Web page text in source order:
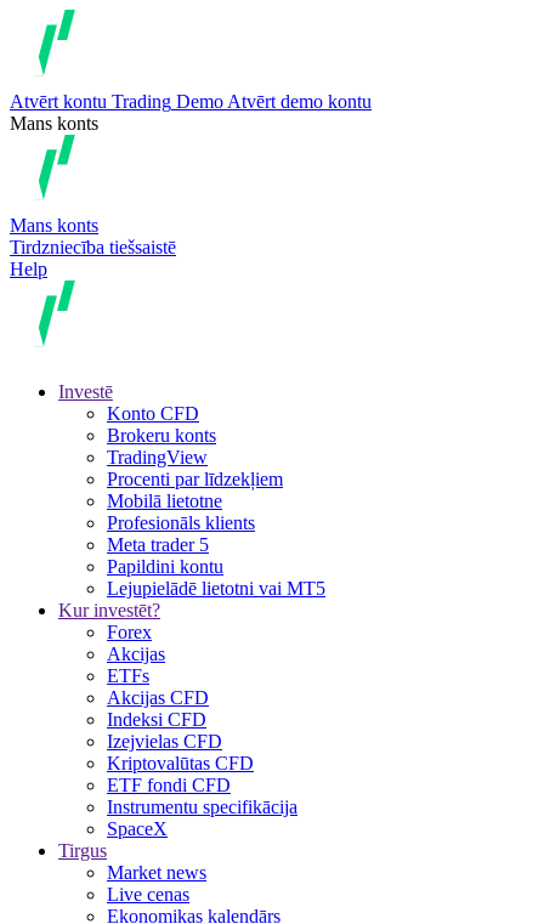
Atvērt kontu Trading Demo Atvērt demo kontu
Mans konts
Mans konts
Tirdzniecība tiešsaistē
Help
Investē
Konto CFD
Brokeru konts
TradingView
Procenti par līdzekļiem
Mobilā lietotne
Profesionāls klients
Meta trader 5
Papildini kontu
Lejupielādē lietotni vai MT5
Kur investēt?
Forex
Akcijas
ETFs
Akcijas CFD
Indeksi CFD
Izejvielas CFD
Kriptovalūtas CFD
ETF fondi CFD
Instrumentu specifikācija
SpaceX
Tirgus
Market news
Live cenas
Ekonomikas kalendārs